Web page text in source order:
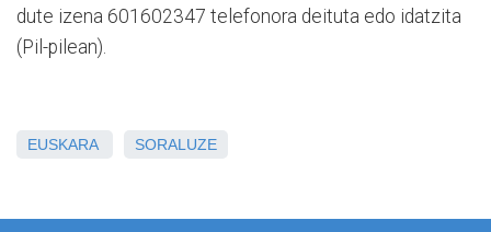
dute izena 601602347 telefonora deituta edo idatzita
(Pil-pilean).
EUSKARA SORALUZE